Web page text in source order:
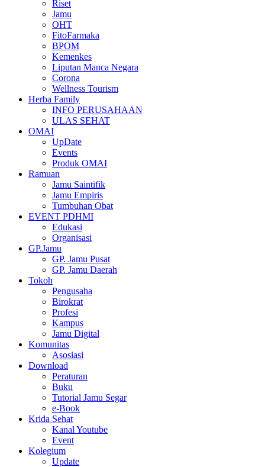
Riset
Jamu
OHT
FitoFarmaka
BPOM
Kemenkes
Liputan Manca Negara
Corona
Wellness Tourism
Herba Family
INFO PERUSAHAAN
ULAS SEHAT
OMAI
UpDate
Events
Produk OMAI
Ramuan
Jamu Saintifik
Jamu Empiris
Tumbuhan Obat
EVENT PDHMI
Edukasi
Organisasi
GP.Jamu
GP. Jamu Pusat
GP. Jamu Daerah
Tokoh
Pengusaha
Birokrat
Profesi
Kampus
Jamu Digital
Komunitas
Asosiasi
Download
Peraturan
Buku
Tutorial Jamu Segar
e-Book
Krida Sehat
Kanal Youtube
Event
Kolegium
Update